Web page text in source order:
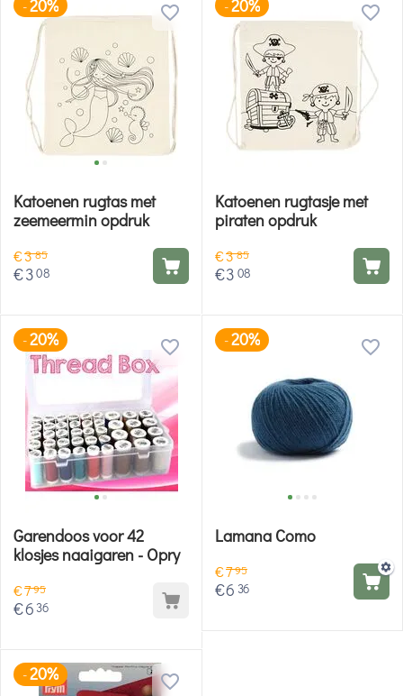
-20%
Katoenen rugtas met
zeemeermin opdruk
€385
€308
-20%
Katoenen rugtasje met
piraten opdruk
€385
€3 08
-20%
Garendoos voor 42
klosjes naaigaren - Opry
€795
€6 36
-20%
Lamana Como
€795
€6 36
-20%